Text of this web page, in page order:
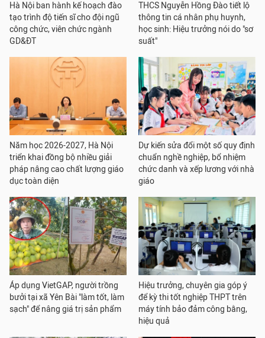
Hà Nội ban hành kế hoạch đào
tạo trình độ tiến sĩ cho đội ngũ
công chức, viên chức ngành
GD&ĐT
THCS Nguyễn Hồng Đào tiết lộ
thông tin cá nhân phụ huynh,
học sinh: Hiệu trưởng nói do "sơ
suất"
Năm học 2026-2027, Hà Nội
triển khai đồng bộ nhiều giải
pháp nâng cao chất lượng giáo
dục toàn diện
Dự kiến sửa đổi một số quy định
chuẩn nghề nghiệp, bổ nhiệm
chức danh và xếp lương với nhà
giáo
Áp dụng VietGAP, người trồng
bưởi tại xã Yên Bài "làm tốt, làm
sạch" để nâng giá trị sản phẩm
Hiệu trưởng, chuyên gia góp ý
để kỳ thi tốt nghiệp THPT trên
máy tính bảo đảm công bằng,
hiệu quả